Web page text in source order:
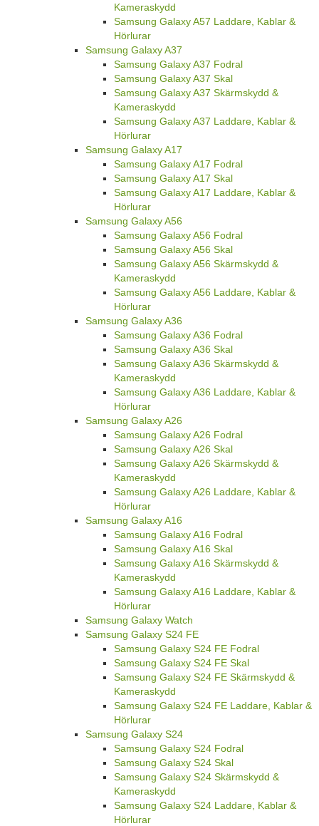
Kameraskydd
Samsung Galaxy A57 Laddare, Kablar &
Hörlurar
Samsung Galaxy A37
Samsung Galaxy A37 Fodral
Samsung Galaxy A37 Skal
Samsung Galaxy A37 Skärmskydd &
Kameraskydd
Samsung Galaxy A37 Laddare, Kablar &
Hörlurar
Samsung Galaxy A17
Samsung Galaxy A17 Fodral
Samsung Galaxy A17 Skal
Samsung Galaxy A17 Laddare, Kablar &
Hörlurar
Samsung Galaxy A56
Samsung Galaxy A56 Fodral
Samsung Galaxy A56 Skal
Samsung Galaxy A56 Skärmskydd &
Kameraskydd
Samsung Galaxy A56 Laddare, Kablar &
Hörlurar
Samsung Galaxy A36
Samsung Galaxy A36 Fodral
Samsung Galaxy A36 Skal
Samsung Galaxy A36 Skärmskydd &
Kameraskydd
Samsung Galaxy A36 Laddare, Kablar &
Hörlurar
Samsung Galaxy A26
Samsung Galaxy A26 Fodral
Samsung Galaxy A26 Skal
Samsung Galaxy A26 Skärmskydd &
Kameraskydd
Samsung Galaxy A26 Laddare, Kablar &
Hörlurar
Samsung Galaxy A16
Samsung Galaxy A16 Fodral
Samsung Galaxy A16 Skal
Samsung Galaxy A16 Skärmskydd &
Kameraskydd
Samsung Galaxy A16 Laddare, Kablar &
Hörlurar
Samsung Galaxy Watch
Samsung Galaxy S24 FE
Samsung Galaxy S24 FE Fodral
Samsung Galaxy S24 FE Skal
Samsung Galaxy S24 FE Skärmskydd &
Kameraskydd
Samsung Galaxy S24 FE Laddare, Kablar &
Hörlurar
Samsung Galaxy S24
Samsung Galaxy S24 Fodral
Samsung Galaxy S24 Skal
Samsung Galaxy S24 Skärmskydd &
Kameraskydd
Samsung Galaxy S24 Laddare, Kablar &
Hörlurar